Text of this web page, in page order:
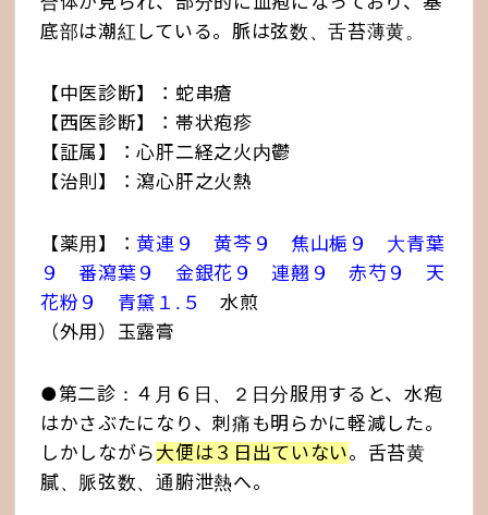
底部は潮紅している。脈は弦数、舌苔薄黄。
【中医診断】：蛇串瘡
【西医診断】：帯状疱疹
【証属】：心肝二経之火内鬱
【治則】：瀉心肝之火熱
【薬用】：黄連９ 黄芩９ 焦山梔９ 大青葉
９ 番瀉葉９ 金銀花９ 連翹９ 赤芍９ 天
花粉９ 青黛１.５
水煎
（外用）玉露膏
●第二診：４月６日、２日分服用すると、水疱
はかさぶたになり、刺痛も明らかに軽減した。
しかしながら 大便は３日出ていない。舌苔黄
膩、脈弦数、通腑泄熱へ。